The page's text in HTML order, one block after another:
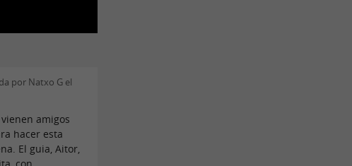
por Natxo G el
amigos
hacer esta
El guia, Aitor,